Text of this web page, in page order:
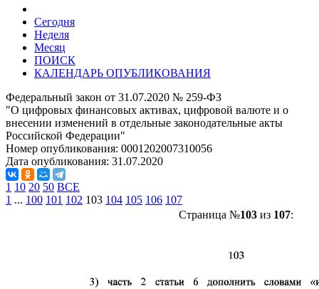
Сегодня
Неделя
Месяц
ПОИСК
КАЛЕНДАРЬ ОПУБЛИКОВАНИЯ
Федеральный закон от 31.07.2020 № 259-ФЗ
"О цифровых финансовых активах, цифровой валюте и о
внесении изменений в отдельные законодательные акты
Российской Федерации"
Номер опубликования: 0001202007310056
Дата опубликования: 31.07.2020
1 10 20 50 ВСЕ
1 ... 100 101 102 103 104 105 106 107
Страница №103из 107: